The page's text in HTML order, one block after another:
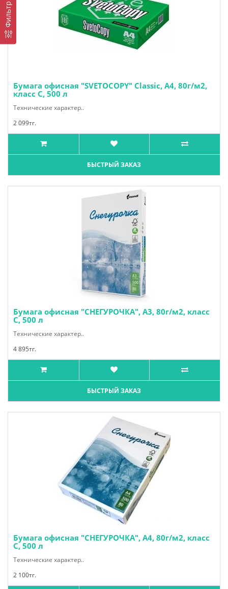
Фильтр
Бумага офисная "SVETOCOPY" Classic, А4, 80г/м2,
класс С, 500 л
Технические характер..
2 099тг.
БЫСТРЫЙ ЗАКАЗ
Бумага офисная "СНЕГУРОЧКА", А3, 80г/м2, класс
С, 500 л
Технические характер..
4 895тг.
БЫСТРЫЙ ЗАКАЗ
Бумага офисная "СНЕГУРОЧКА", А4, 80г/м2, класс
С, 500 л
Технические характер..
2 100тг.